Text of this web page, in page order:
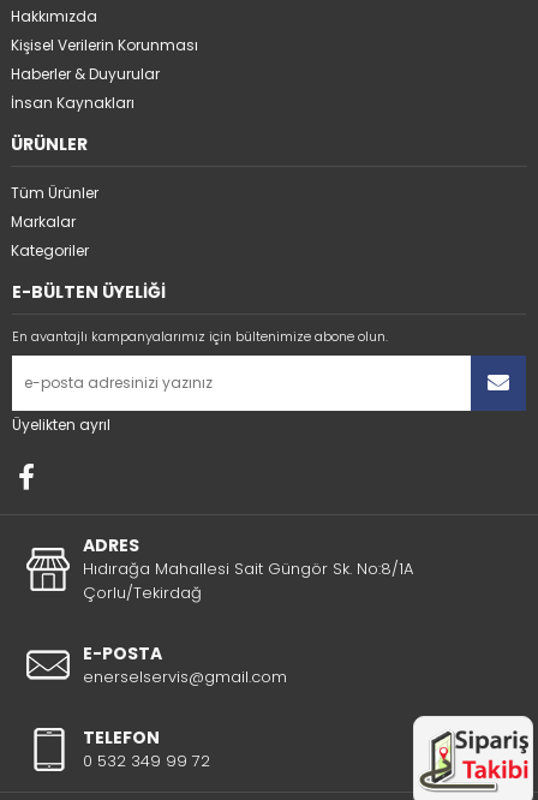
Hakkımızda
Kişisel Verilerin Korunması
Haberler & Duyurular
İnsan Kaynakları
ÜRÜNLER
Tüm Ürünler
Markalar
Kategoriler
E-BÜLTEN ÜYELİĞİ
En avantajlı kampanyalarımız için bültenimize abone olun.
Üyelikten ayrıl
ADRES
Hıdırağa Mahallesi Sait Güngör Sk. No:8/1A
Çorlu/Tekirdağ
E-POSTA
enerselservis@gmail.com
TELEFON
0 532 349 99 72